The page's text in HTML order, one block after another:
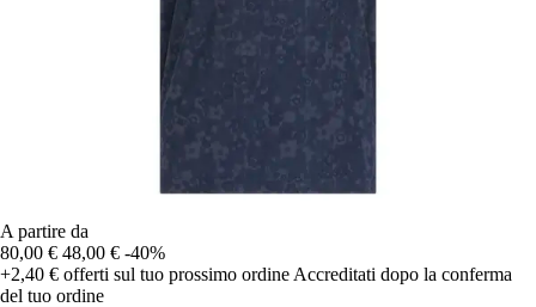
A partire da
80,00 € 48,00 € -40%
+2,40 € offerti sul tuo prossimo ordine Accreditati dopo la conferma
del tuo ordine